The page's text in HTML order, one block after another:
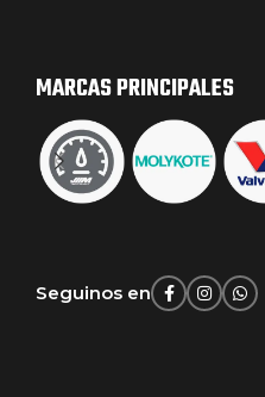
MARCAS PRINCIPALES
Seguinos en